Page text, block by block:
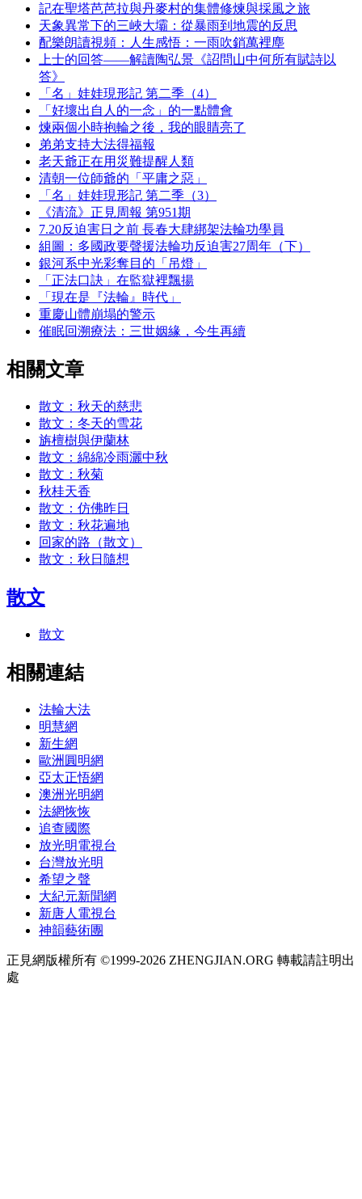
記在聖塔芭芭拉與丹麥村的集體修煉與採風之旅
天象異常下的三峽大壩：從暴雨到地震的反思
配樂朗讀視頻：人生感悟：一雨吹銷萬裡塵
上士的回答——解讀陶弘景《詔問山中何所有賦詩以
答》
「名」娃娃現形記 第二季（4）
「好壞出自人的一念」的一點體會
煉兩個小時抱輪之後，我的眼睛亮了
弟弟支持大法得福報
老天爺正在用災難提醒人類
清朝一位師爺的「平庸之惡」
「名」娃娃現形記 第二季（3）
《清流》正見周報 第951期
7.20反迫害日之前 長春大肆綁架法輪功學員
組圖：多國政要聲援法輪功反迫害27周年（下）
銀河系中光彩奪目的「吊燈」
「正法口訣」在監獄裡飄揚
「現在是『法輪』時代」
重慶山體崩塌的警示
催眠回溯療法：三世姻緣，今生再續
相關文章
散文：秋天的慈悲
散文：冬天的雪花
旃檀樹與伊蘭林
散文：綿綿冷雨灑中秋
散文：秋菊
秋桂天香
散文：仿佛昨日
散文：秋花遍地
回家的路（散文）
散文：秋日隨想
散文
散文
相關連結
法輪大法
明慧網
新生網
歐洲圓明網
亞太正悟網
澳洲光明網
法網恢恢
追查國際
放光明電視台
台灣放光明
希望之聲
大紀元新聞網
新唐人電視台
神韻藝術團
正見網版權所有 ©1999-2026 ZHENGJIAN.ORG 轉載請註明出
處